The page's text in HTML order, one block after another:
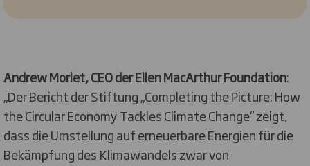
Andrew Morlet, CEO der Ellen MacArthur Foundation:
„Der Bericht der Stiftung „Completing the Picture: How
the Circular Economy Tackles Climate Change“ zeigt,
dass die Umstellung auf erneuerbare Energien für die
Bekämpfung des Klimawandels zwar von